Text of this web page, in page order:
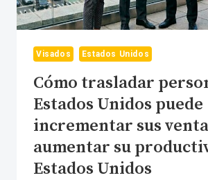
2
Visados Estados Unidos
Cómo trasladar
Estados Unidos puede
incrementar sus
aumentar su
Estados Unidos